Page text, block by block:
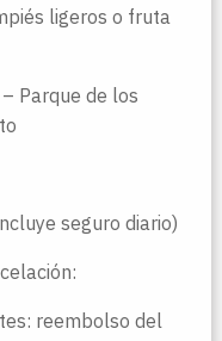
ligeros o fruta
Parque de los
seguro diario)
reembolso del